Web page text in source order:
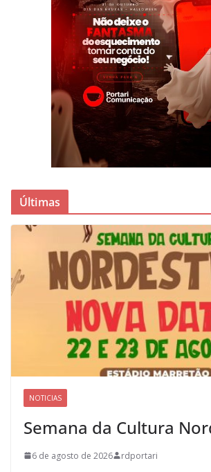
Últimas
NOTICIAS
Semana da Cultura
6 de agosto de 2026 rdportari